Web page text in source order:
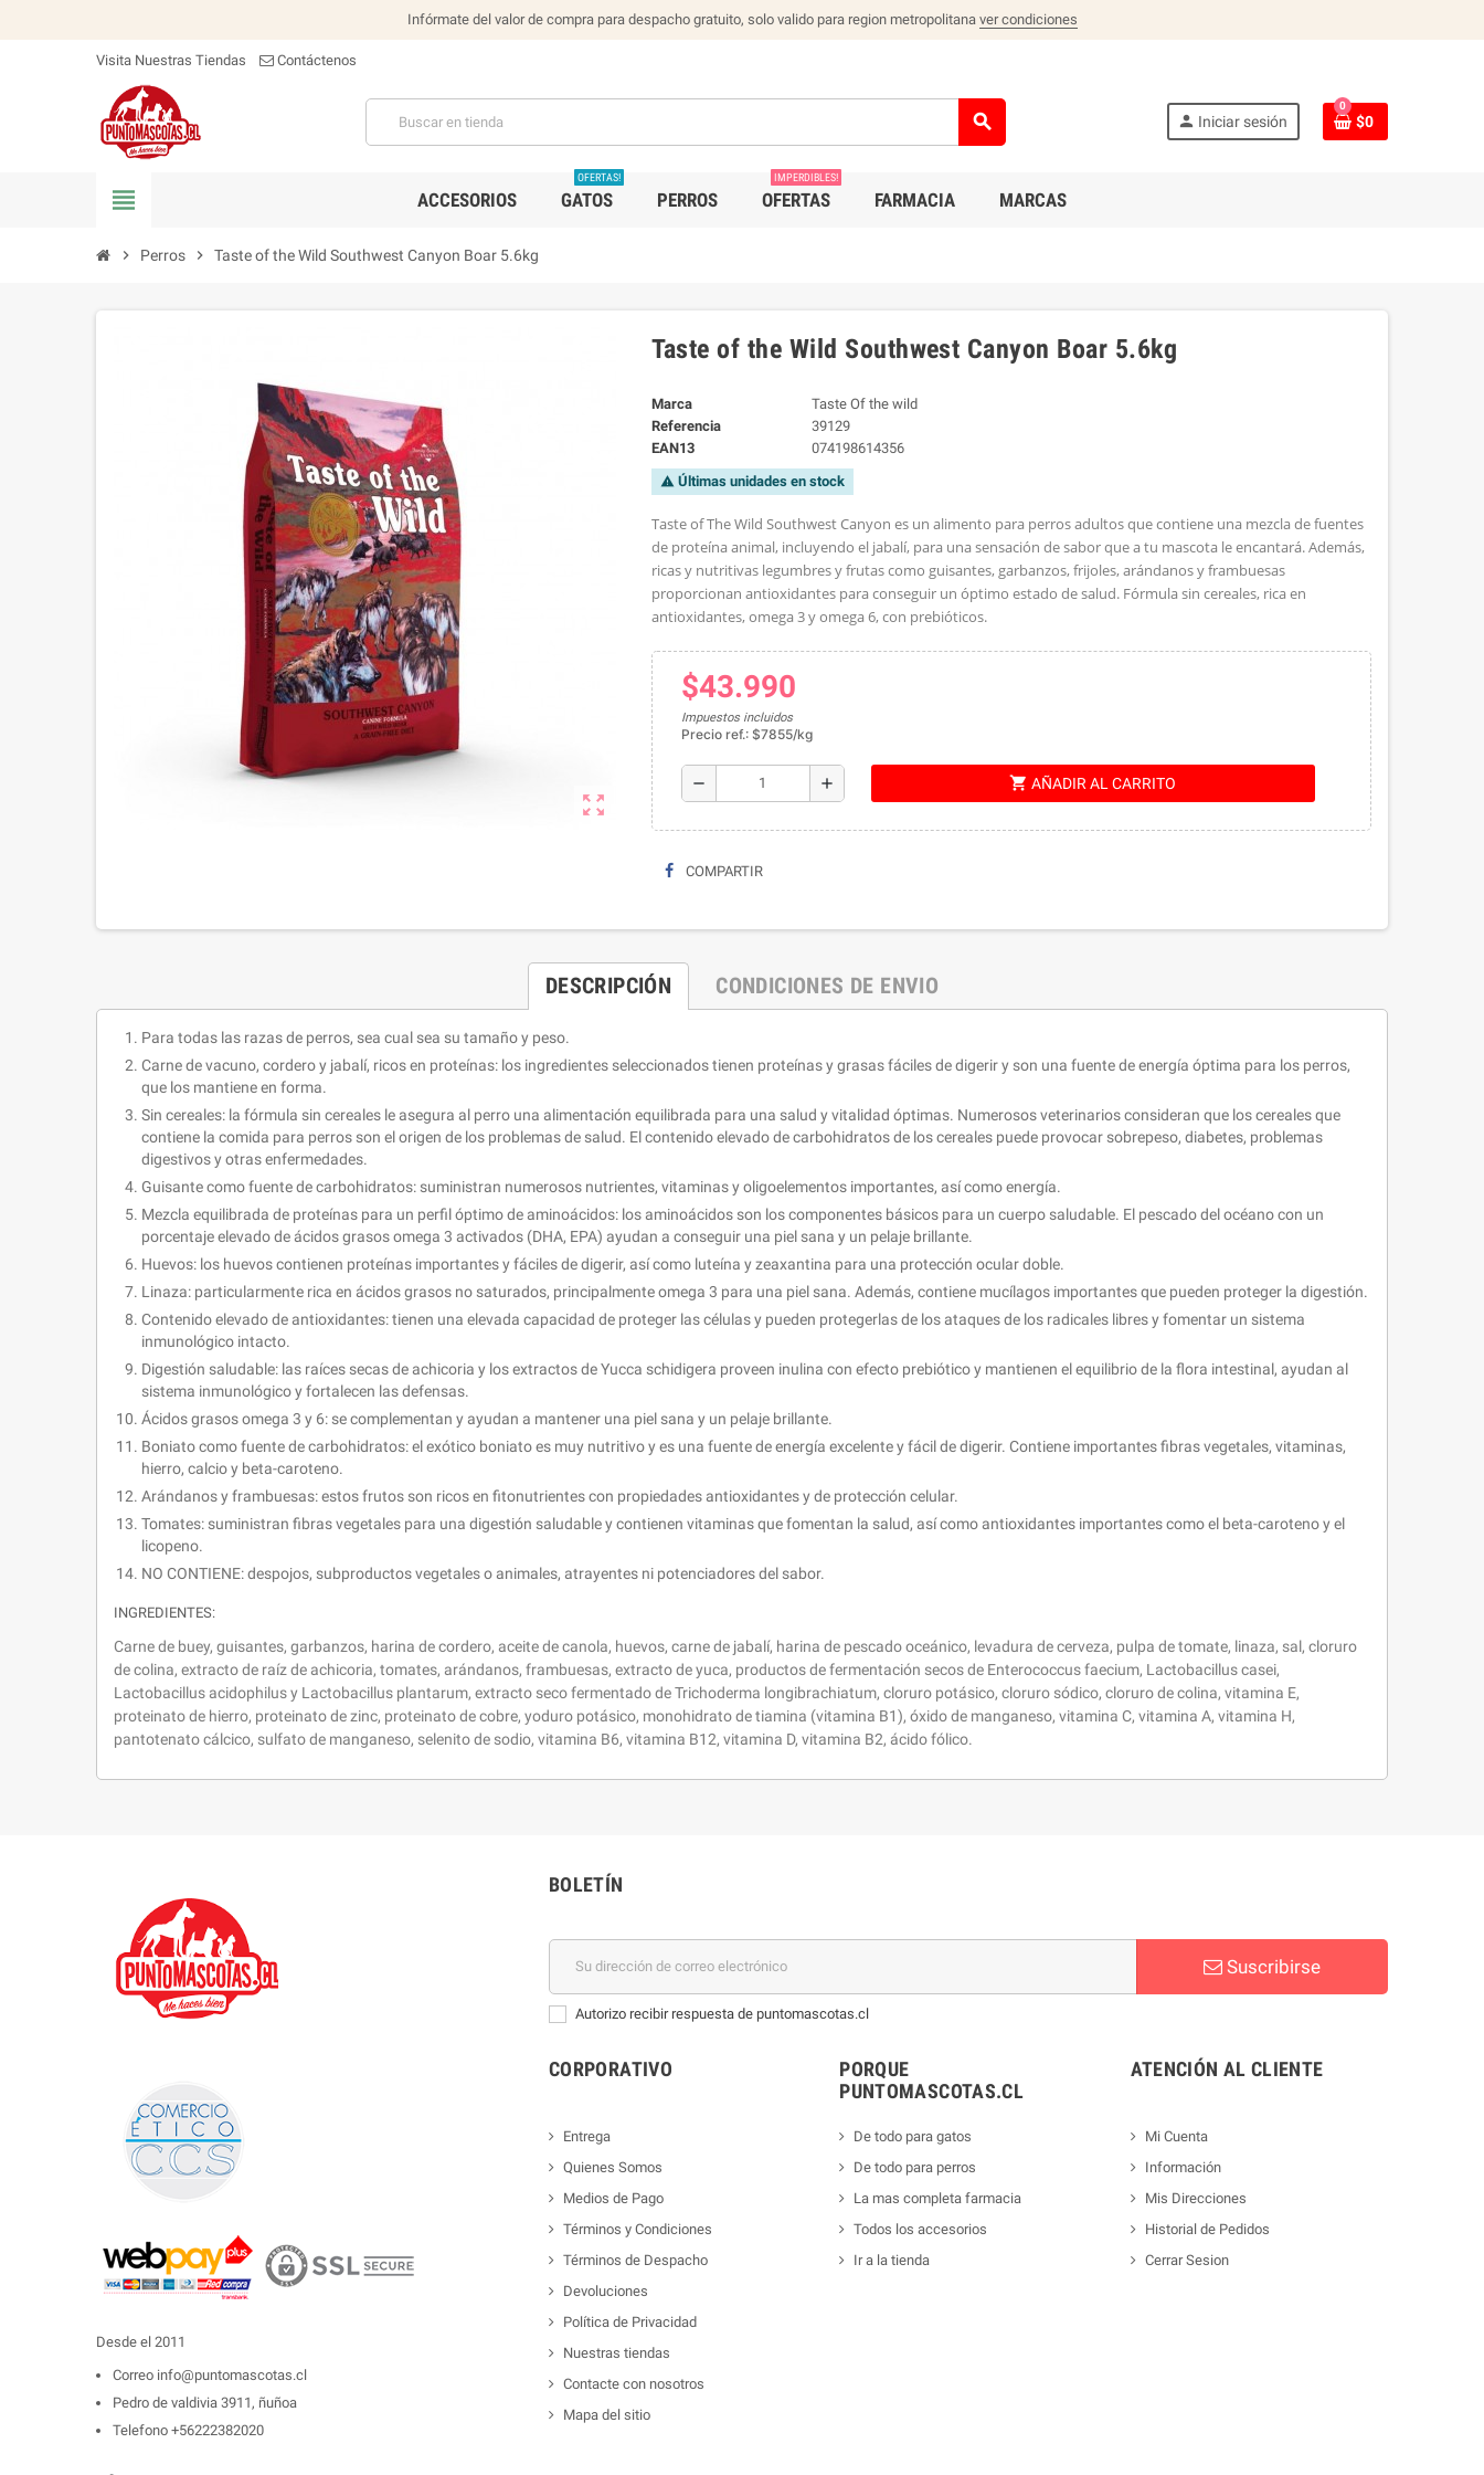
Infórmate del valor de compra para despacho gratuito, solo valido para region metropolitana ver condiciones
Visita Nuestras Tiendas Contáctenos
search person Iniciar sesión
0
$0
view_headline ACCESORIOS GATOS
OFERTAS!
PERROS OFERTAS
IMPERDIBLES!
FARMACIA MARCAS
chevron_right Perros chevron_right Taste of the Wild Southwest Canyon Boar 5.6kg
zoom_out_map
Taste of the Wild Southwest Canyon Boar 5.6kg
Marca
Taste Of the wild
Referencia
39129
EAN13
074198614356
warning Últimas unidades en stock
Taste of The Wild Southwest Canyon es un alimento para perros adultos que contiene una mezcla de fuentes
de proteína animal, incluyendo el jabalí, para una sensación de sabor que a tu mascota le encantará. Además,
ricas y nutritivas legumbres y frutas como guisantes, garbanzos, frijoles, arándanos y frambuesas
proporcionan antioxidantes para conseguir un óptimo estado de salud. Fórmula sin cereales, rica en
antioxidantes, omega 3 y omega 6, con prebióticos.
$43.990
Impuestos incluidos
Precio ref.: $7855/kg
remove add shopping_cart AÑADIR AL CARRITO
COMPARTIR
DESCRIPCIÓN CONDICIONES DE ENVIO
Para todas las razas de perros, sea cual sea su tamaño y peso.
Carne de vacuno, cordero y jabalí, ricos en proteínas: los ingredientes seleccionados tienen proteínas y grasas fáciles de digerir y son una fuente de energía óptima para los perros,
que los mantiene en forma.
Sin cereales: la fórmula sin cereales le asegura al perro una alimentación equilibrada para una salud y vitalidad óptimas. Numerosos veterinarios consideran que los cereales que
contiene la comida para perros son el origen de los problemas de salud. El contenido elevado de carbohidratos de los cereales puede provocar sobrepeso, diabetes, problemas
digestivos y otras enfermedades.
Guisante como fuente de carbohidratos: suministran numerosos nutrientes, vitaminas y oligoelementos importantes, así como energía.
Mezcla equilibrada de proteínas para un perfil óptimo de aminoácidos: los aminoácidos son los componentes básicos para un cuerpo saludable. El pescado del océano con un
porcentaje elevado de ácidos grasos omega 3 activados (DHA, EPA) ayudan a conseguir una piel sana y un pelaje brillante.
Huevos: los huevos contienen proteínas importantes y fáciles de digerir, así como luteína y zeaxantina para una protección ocular doble.
Linaza: particularmente rica en ácidos grasos no saturados, principalmente omega 3 para una piel sana. Además, contiene mucílagos importantes que pueden proteger la digestión.
Contenido elevado de antioxidantes: tienen una elevada capacidad de proteger las células y pueden protegerlas de los ataques de los radicales libres y fomentar un sistema
inmunológico intacto.
Digestión saludable: las raíces secas de achicoria y los extractos de Yucca schidigera proveen inulina con efecto prebiótico y mantienen el equilibrio de la flora intestinal, ayudan al
sistema inmunológico y fortalecen las defensas.
Ácidos grasos omega 3 y 6: se complementan y ayudan a mantener una piel sana y un pelaje brillante.
Boniato como fuente de carbohidratos: el exótico boniato es muy nutritivo y es una fuente de energía excelente y fácil de digerir. Contiene importantes fibras vegetales, vitaminas,
hierro, calcio y beta-caroteno.
Arándanos y frambuesas: estos frutos son ricos en fitonutrientes con propiedades antioxidantes y de protección celular.
Tomates: suministran fibras vegetales para una digestión saludable y contienen vitaminas que fomentan la salud, así como antioxidantes importantes como el beta-caroteno y el
licopeno.
NO CONTIENE: despojos, subproductos vegetales o animales, atrayentes ni potenciadores del sabor.
INGREDIENTES:
Carne de buey, guisantes, garbanzos, harina de cordero, aceite de canola, huevos, carne de jabalí, harina de pescado oceánico, levadura de cerveza, pulpa de tomate, linaza, sal, cloruro
de colina, extracto de raíz de achicoria, tomates, arándanos, frambuesas, extracto de yuca, productos de fermentación secos de Enterococcus faecium, Lactobacillus casei,
Lactobacillus acidophilus y Lactobacillus plantarum, extracto seco fermentado de Trichoderma longibrachiatum, cloruro potásico, cloruro sódico, cloruro de colina, vitamina E,
proteinato de hierro, proteinato de zinc, proteinato de cobre, yoduro potásico, monohidrato de tiamina (vitamina B1), óxido de manganeso, vitamina C, vitamina A, vitamina H,
pantotenato cálcico, sulfato de manganeso, selenito de sodio, vitamina B6, vitamina B12, vitamina D, vitamina B2, ácido fólico.
Desde el 2011
Correo info@puntomascotas.cl
Pedro de valdivia 3911, ñuñoa
Telefono +56222382020
BOLETÍN
Suscribirse
Autorizo recibir respuesta de puntomascotas.cl
CORPORATIVO
Entrega
Quienes Somos
Medios de Pago
Términos y Condiciones
Términos de Despacho
Devoluciones
Política de Privacidad
Nuestras tiendas
Contacte con nosotros
Mapa del sitio
PORQUE
PUNTOMASCOTAS.CL
De todo para gatos
De todo para perros
La mas completa farmacia
Todos los accesorios
Ir a la tienda
ATENCIÓN AL CLIENTE
Mi Cuenta
Información
Mis Direcciones
Historial de Pedidos
Cerrar Sesion